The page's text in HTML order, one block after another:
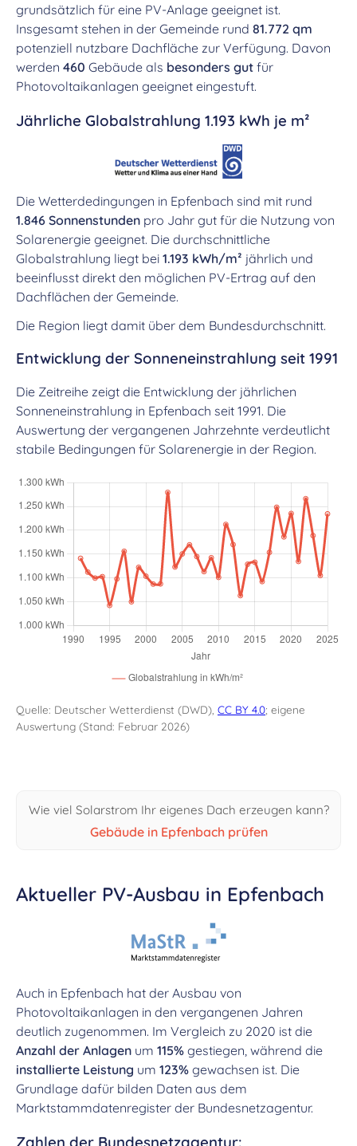
grundsätzlich für eine PV-Anlage geeignet ist.
Insgesamt stehen in der Gemeinde rund 81.772 qm
potenziell nutzbare Dachfläche zur Verfügung. Davon
werden 460 Gebäude als besonders gut für
Photovoltaikanlagen geeignet eingestuft.
Jährliche Globalstrahlung 1.193 kWh je m²
Die Wetterdedingungen in Epfenbach sind mit rund
1.846 Sonnenstunden pro Jahr gut für die Nutzung von
Solarenergie geeignet. Die durchschnittliche
Globalstrahlung liegt bei 1.193 kWh/m² jährlich und
beeinflusst direkt den möglichen PV-Ertrag auf den
Dachflächen der Gemeinde.
Die Region liegt damit über dem Bundesdurchschnitt.
Entwicklung der Sonneneinstrahlung seit 1991
Die Zeitreihe zeigt die Entwicklung der jährlichen
Sonneneinstrahlung in Epfenbach seit 1991. Die
Auswertung der vergangenen Jahrzehnte verdeutlicht
stabile Bedingungen für Solarenergie in der Region.
Quelle: Deutscher Wetterdienst (DWD), CC BY 4.0; eigene
Auswertung (Stand: Februar 2026)
Wie viel Solarstrom Ihr eigenes Dach erzeugen kann?
Gebäude in Epfenbach prüfen
Aktueller PV-Ausbau in Epfenbach
Auch in Epfenbach hat der Ausbau von
Photovoltaikanlagen in den vergangenen Jahren
deutlich zugenommen. Im Vergleich zu 2020 ist die
Anzahl der Anlagen um 115% gestiegen, während die
installierte Leistung um 123% gewachsen ist. Die
Grundlage dafür bilden Daten aus dem
Marktstammdatenregister der Bundesnetzagentur.
Zahlen der Bundesnetzagentur: